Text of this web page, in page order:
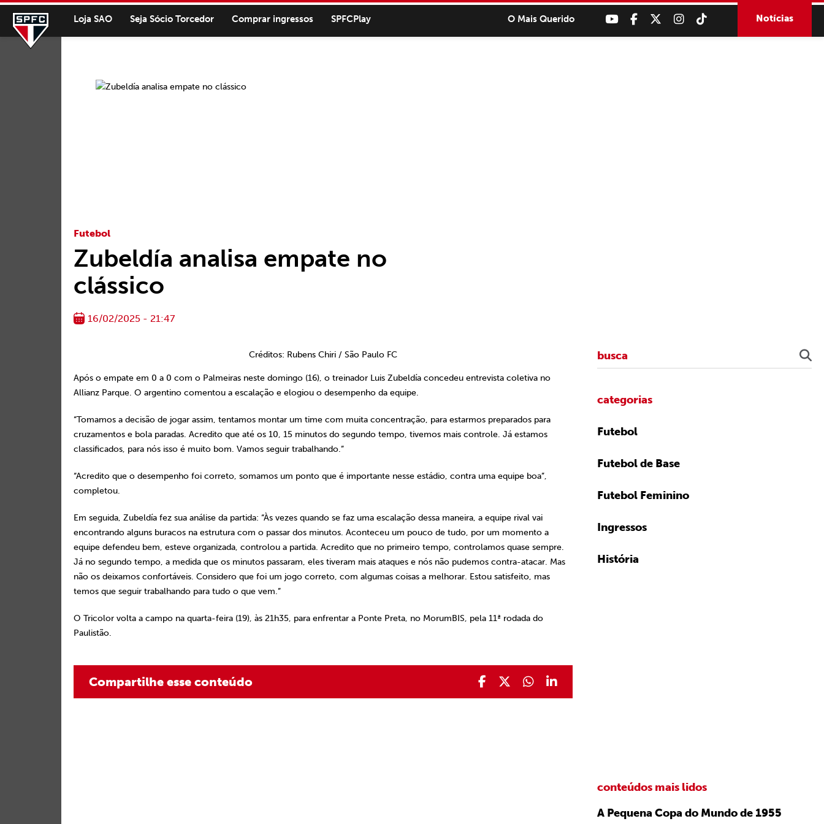
Loja SAO Seja Sócio Torcedor Comprar ingressos SPFCPlay O Mais Querido Notícias
Futebol
Zubeldía analisa empate no
clássico
16/02/2025 - 21:47
Créditos: Rubens Chiri / São Paulo FC
Após o empate em 0 a 0 com o Palmeiras neste domingo (16), o treinador Luis Zubeldía concedeu entrevista coletiva no
Allianz Parque. O argentino comentou a escalação e elogiou o desempenho da equipe.
“Tomamos a decisão de jogar assim, tentamos montar um time com muita concentração, para estarmos preparados para
cruzamentos e bola paradas. Acredito que até os 10, 15 minutos do segundo tempo, tivemos mais controle. Já estamos
classificados, para nós isso é muito bom. Vamos seguir trabalhando.”
“Acredito que o desempenho foi correto, somamos um ponto que é importante nesse estádio, contra uma equipe boa”,
completou.
Em seguida, Zubeldía fez sua análise da partida: “Às vezes quando se faz uma escalação dessa maneira, a equipe rival vai
encontrando alguns buracos na estrutura com o passar dos minutos. Aconteceu um pouco de tudo, por um momento a
equipe defendeu bem, esteve organizada, controlou a partida. Acredito que no primeiro tempo, controlamos quase sempre.
Já no segundo tempo, a medida que os minutos passaram, eles tiveram mais ataques e nós não pudemos contra-atacar. Mas
não os deixamos confortáveis. Considero que foi um jogo correto, com algumas coisas a melhorar. Estou satisfeito, mas
temos que seguir trabalhando para tudo o que vem.”
O Tricolor volta a campo na quarta-feira (19), às 21h35, para enfrentar a Ponte Preta, no MorumBIS, pela 11ª rodada do
Paulistão.
Compartilhe esse conteúdo
categorias
Futebol
Futebol de Base
Futebol Feminino
Ingressos
História
conteúdos mais lidos
A Pequena Copa do Mundo de 1955